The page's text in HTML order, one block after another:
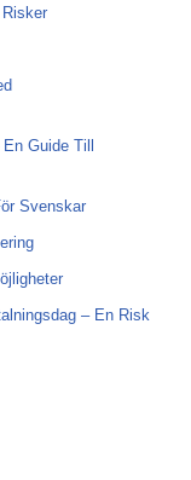
Guide Till
Svenskar
– En Risk